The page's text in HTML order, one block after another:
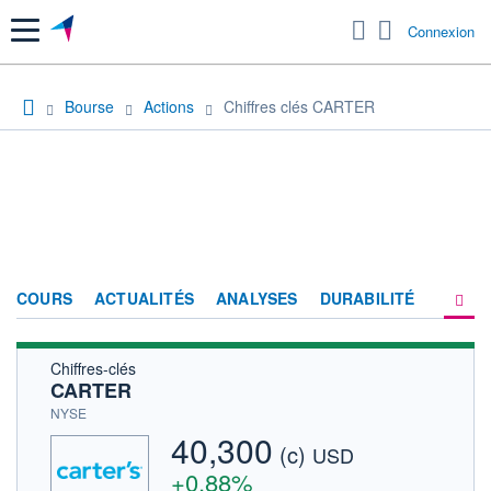
Menu Connexion
Bourse Actions Chiffres clés CARTER
COURS ACTUALITÉS ANALYSES DURABILITÉ
HISTORIQUE
Chiffres-clés
CARTER
NYSE
40,300 (c) USD
+0,88%